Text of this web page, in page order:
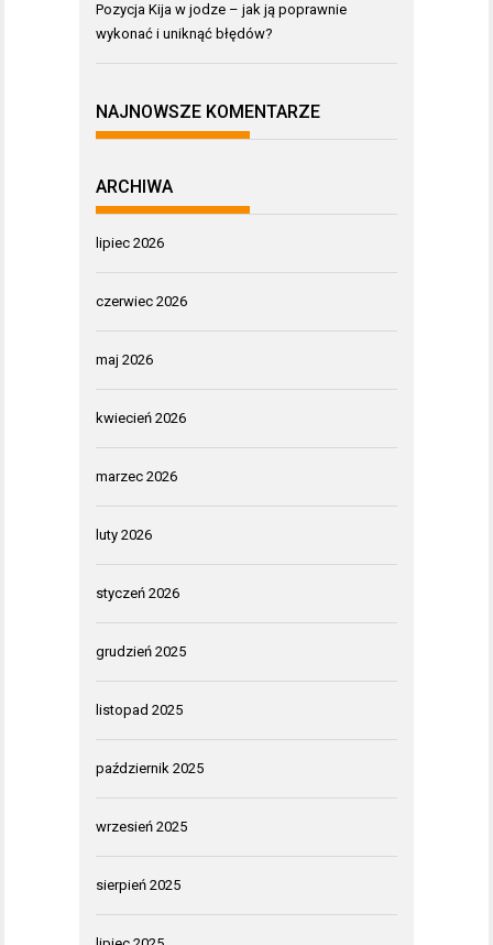
Pozycja Kija w jodze – jak ją poprawnie
wykonać i uniknąć błędów?
NAJNOWSZE KOMENTARZE
ARCHIWA
lipiec 2026
czerwiec 2026
maj 2026
kwiecień 2026
marzec 2026
luty 2026
styczeń 2026
grudzień 2025
listopad 2025
październik 2025
wrzesień 2025
sierpień 2025